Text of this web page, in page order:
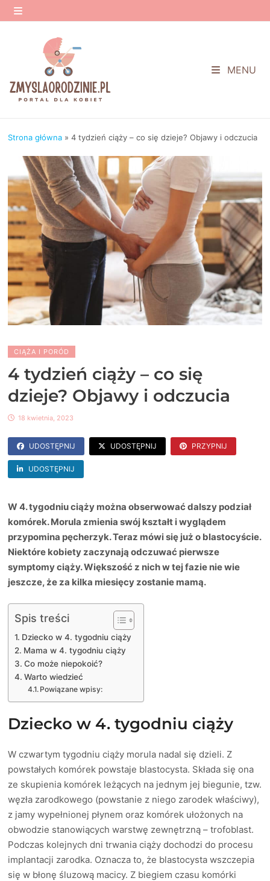
Przejdź
do
MENU
MENU
Strona główna »4 tydzień ciąży – co się dzieje? Objawy i odczucia
CIĄŻA I PORÓD
4 tydzień ciąży – co się
dzieje? Objawy i odczucia
18 kwietnia, 2023
UDOSTĘPNIJ UDOSTĘPNIJ PRZYPNIJ
UDOSTĘPNIJ
W 4. tygodniu ciąży można obserwować dalszy podział
komórek. Morula zmienia swój kształt i wyglądem
przypomina pęcherzyk. Teraz mówi się już o blastocyście.
Niektóre kobiety zaczynają odczuwać pierwsze
symptomy ciąży. Większość z nich w tej fazie nie wie
jeszcze, że za kilka miesięcy zostanie mamą.
Spis treści
Dziecko w 4. tygodniu ciąży
Mama w 4. tygodniu ciąży
Co może niepokoić?
Warto wiedzieć
Powiązane wpisy:
Dziecko w 4. tygodniu ciąży
W czwartym tygodniu ciąży morula nadal się dzieli. Z
powstałych komórek powstaje blastocysta. Składa się ona
ze skupienia komórek leżących na jednym jej biegunie, tzw.
węzła zarodkowego (powstanie z niego zarodek właściwy),
z jamy wypełnionej płynem oraz komórek ułożonych na
obwodzie stanowiących warstwę zewnętrzną – trofoblast.
Podczas kolejnych dni trwania ciąży dochodzi do procesu
implantacji zarodka. Oznacza to, że blastocysta wszczepia
się w błonę śluzową macicy. Z biegiem czasu komórki